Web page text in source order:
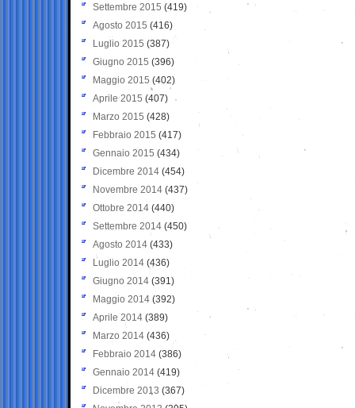
Settembre 2015 (419)
Agosto 2015 (416)
Luglio 2015 (387)
Giugno 2015 (396)
Maggio 2015 (402)
Aprile 2015 (407)
Marzo 2015 (428)
Febbraio 2015 (417)
Gennaio 2015 (434)
Dicembre 2014 (454)
Novembre 2014 (437)
Ottobre 2014 (440)
Settembre 2014 (450)
Agosto 2014 (433)
Luglio 2014 (436)
Giugno 2014 (391)
Maggio 2014 (392)
Aprile 2014 (389)
Marzo 2014 (436)
Febbraio 2014 (386)
Gennaio 2014 (419)
Dicembre 2013 (367)